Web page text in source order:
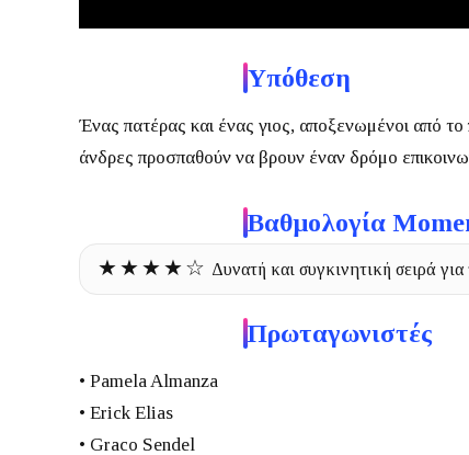
Υπόθεση
Ένας πατέρας και ένας γιος, αποξενωμένοι από
άνδρες προσπαθούν να βρουν έναν δρόμο
Βαθμολογία
★★★★☆ Δυνατή και συγκινητική σειρά για
Πρωταγωνιστές
• Pamela Almanza
• Erick Elias
• Graco Sendel